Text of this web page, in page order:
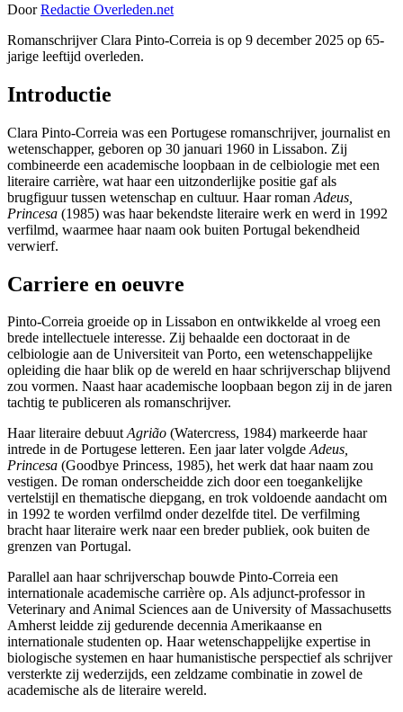
Door Redactie Overleden.net
Romanschrijver Clara Pinto-Correia is op 9 december 2025 op 65-
jarige leeftijd overleden.
Introductie
Clara Pinto-Correia was een Portugese romanschrijver, journalist en
wetenschapper, geboren op 30 januari 1960 in Lissabon. Zij
combineerde een academische loopbaan in de celbiologie met een
literaire carrière, wat haar een uitzonderlijke positie gaf als
brugfiguur tussen wetenschap en cultuur. Haar roman Adeus,
Princesa (1985) was haar bekendste literaire werk en werd in 1992
verfilmd, waarmee haar naam ook buiten Portugal bekendheid
verwierf.
Carriere en oeuvre
Pinto-Correia groeide op in Lissabon en ontwikkelde al vroeg een
brede intellectuele interesse. Zij behaalde een doctoraat in de
celbiologie aan de Universiteit van Porto, een wetenschappelijke
opleiding die haar blik op de wereld en haar schrijverschap blijvend
zou vormen. Naast haar academische loopbaan begon zij in de jaren
tachtig te publiceren als romanschrijver.
Haar literaire debuutAgrião (Watercress, 1984) markeerde haar
intrede in de Portugese letteren. Een jaar later volgdeAdeus,
Princesa (Goodbye Princess, 1985), het werk dat haar naam zou
vestigen. De roman onderscheidde zich door een toegankelijke
vertelstijl en thematische diepgang, en trok voldoende aandacht om
in 1992 te worden verfilmd onder dezelfde titel. De verfilming
bracht haar literaire werk naar een breder publiek, ook buiten de
grenzen van Portugal.
Parallel aan haar schrijverschap bouwde Pinto-Correia een
internationale academische carrière op. Als adjunct-professor in
Veterinary and Animal Sciences aan de University of Massachusetts
Amherst leidde zij gedurende decennia Amerikaanse en
internationale studenten op. Haar wetenschappelijke expertise in
biologische systemen en haar humanistische perspectief als schrijver
versterkte zij wederzijds, een zeldzame combinatie in zowel de
academische als de literaire wereld.